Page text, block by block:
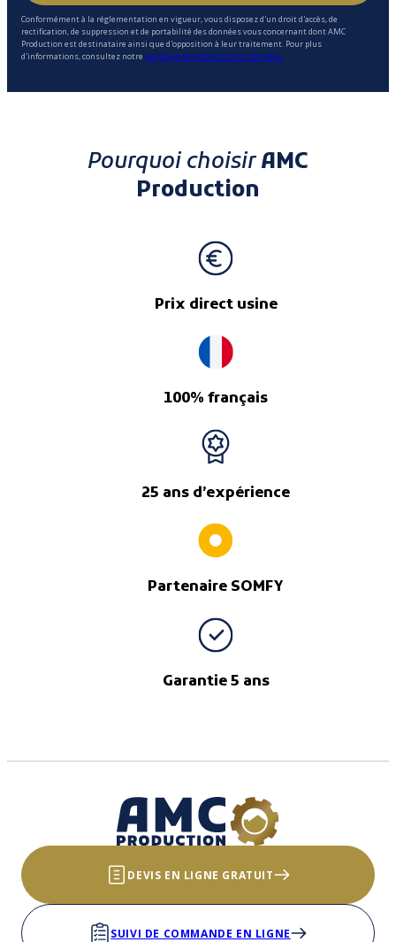
Conformément à la réglementation en vigueur, vous disposez d'un droit d'accès, de
rectification, de suppression et de portabilité des données vous concernant dont AMC
Production est destinataire ainsi que d'opposition à leur traitement. Pour plus
d'informations, consultez notre politique de protection des données.
Pourquoi choisirAMC
Production
Prix direct usine
100% français
25 ans d’expérience
Partenaire SOMFY
Garantie 5 ans
DEVIS EN LIGNE GRATUIT
SUIVI DE COMMANDE EN LIGNE